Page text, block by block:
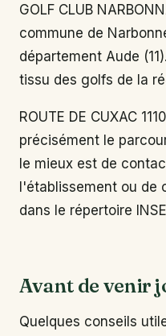
GOLF CLUB
commune de
département Aude
tissu des golfs de la
ROUTE DE CUXAC
précisément le
le mieux est de
l'établissement ou de
dans le répertoire
Avant de venir
Quelques conseils